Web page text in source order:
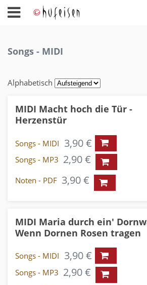
Songs - MIDI
Alphabetisch
MIDI Macht hoch die Tür -
Herzenstür
Songs - MIDI 3,90 €
Songs - MP3 2,90 €
Noten - PDF 3,90 €
MIDI Maria durch ein'
Wenn Dornen Rosen tragen
Songs - MIDI 3,90 €
Songs - MP3 2,90 €